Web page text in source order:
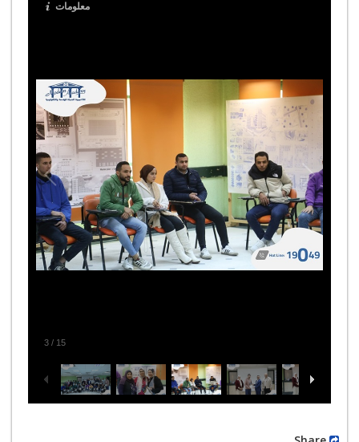
3 / 15
معلومات